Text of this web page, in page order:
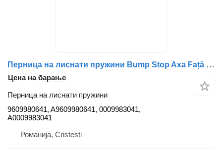
Перница на лиснати пружини Bump Stop Axa Față Superioară 9609980641 A9609980641 0009983041 за камион Mercedes-Benz Modelele Mercedes specificate
Цена на барање
Перница на лиснати пружини
9609980641, A9609980641, 0009983041,
A0009983041
Романија, Cristesti